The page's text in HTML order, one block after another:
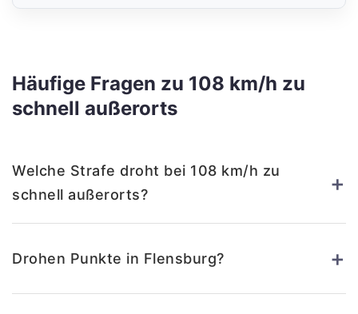
Häufige Fragen zu 108 km/h zu
schnell außerorts
Welche Strafe droht bei 108 km/h zu
schnell außerorts?
+
Drohen Punkte in Flensburg? +